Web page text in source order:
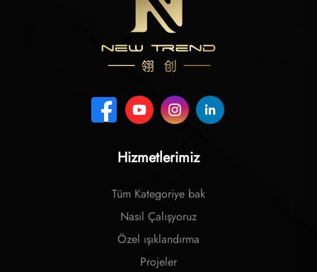
Hizmetlerimiz
Tüm Kategoriye bak
Nasıl Çalışyoruz
Özel ışıklandırma
Projeler